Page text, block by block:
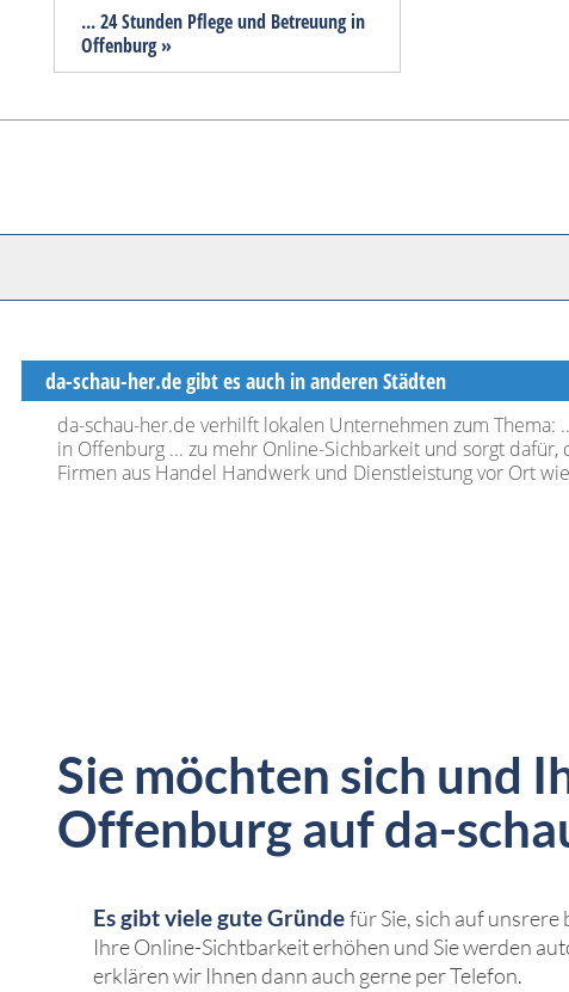
... 24 Stunden Pflege und Betreuung in
Offenburg »
da-schau-her.de gibt es auch in anderen Städten
da-schau-her.de verhilft lokalen Unternehmen zum Thema:
in Offenburg ... zu mehr Online-Sichbarkeit und sorgt
Firmen aus Handel Handwerk und Dienstleistung vor Ort
Sie möchten sich und
Offenburg auf da-
Es gibt viele gute Gründefür Sie, sich auf
Ihre Online-Sichtbarkeit erhöhen und Sie werden
erklären wir Ihnen dann auch gerne per Telefon.